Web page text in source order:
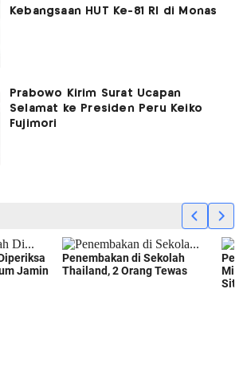
Kebangsaan HUT Ke-81 RI di Monas
Prabowo Kirim Surat Ucapan
Selamat ke Presiden Peru Keiko
Fujimori